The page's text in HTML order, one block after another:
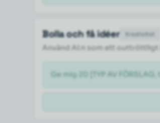
Kreativitet
Bolla och få idéer
Använd AI:n som ett outtröttligt
Ge mig 20 [TYP AV